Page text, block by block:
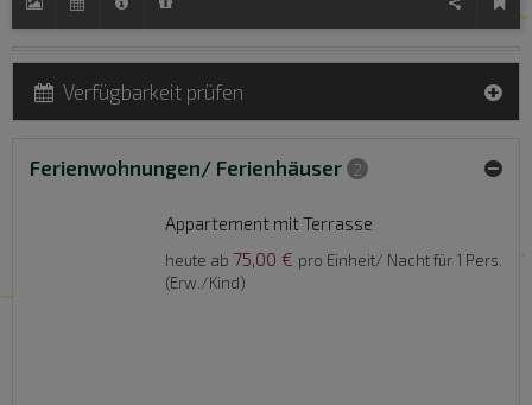
Verfügbarkeit prüfen
Ferienwohnungen/ Ferienhäuser 2
Appartement mit Terrasse
heute ab 75,00 € pro Einheit/ Nacht für 1 Pers.
(Erw./Kind)